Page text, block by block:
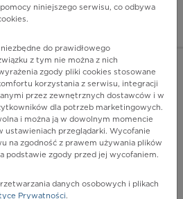
- lider
niesklasyfikowane gdzie
niniejszego serwisu, co odbywa
do prawidłowego
z tym nie można z nich
zgody pliki cookies stosowane
korzystania z serwisu, integracji
przez zewnętrznych dostawców i w
dla potrzeb marketingowych.
i można ją w dowolnym momencie
ustawieniach przeglądarki. Wycofanie
na zgodność z prawem używania plików
podstawie zgody przed jej wycofaniem.
danych osobowych i plikach
Prywatności.